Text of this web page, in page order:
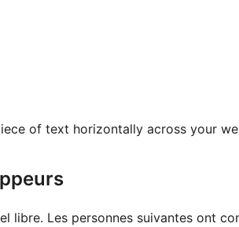
of text horizontally across your
libre. Les personnes suivantes ont